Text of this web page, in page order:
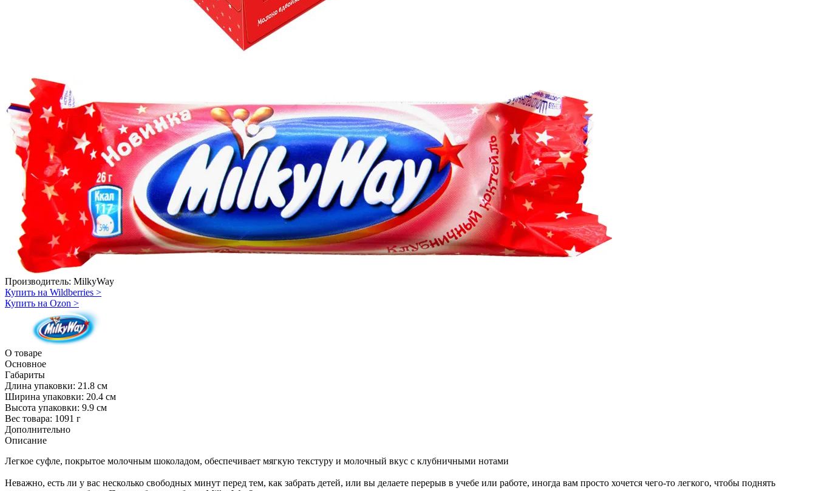
Производитель: MilkyWay
Купить на Wildberries >
Купить на Ozon >
О товаре
Основное
Габариты
Длина упаковки: 21.8 см
Ширина упаковки: 20.4 см
Высота упаковки: 9.9 см
Вес товара: 1091 г
Дополнительно
Описание
Легкое суфле, покрытое молочным шоколадом, обеспечивает мягкую текстуру и молочный вкус с клубничными нотами
Неважно, есть ли у вас несколько свободных минут перед тем, как забрать детей, или вы делаете перерыв в учебе или работе, иногда вам просто хочется чего-то легкого, чтобы поднять